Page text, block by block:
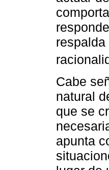
Cabe
natural
que se
apunta